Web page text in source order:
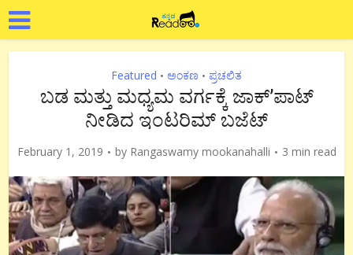
Featured • ಅಂಕಣ • ಪ್ರಚಲಿತ
ಬಡ ಮತ್ತು ಮಧ್ಯಮ ವರ್ಗಕ್ಕೆ ಜಾಕ್’ಪಾಟ್
ನೀಡಿದ ಇಂಟರಿಮ್ ಬಜೆಟ್
February 1, 2019 by Rangaswamy mookanahalli 3 min read